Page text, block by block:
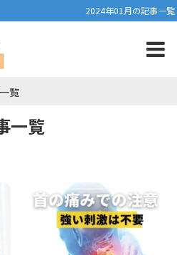
2024年01月の記事一覧
一覧
覧